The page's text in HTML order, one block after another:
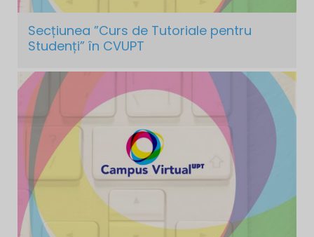
Secțiunea ”Curs de Tutoriale pentru
Studenți” în CVUPT